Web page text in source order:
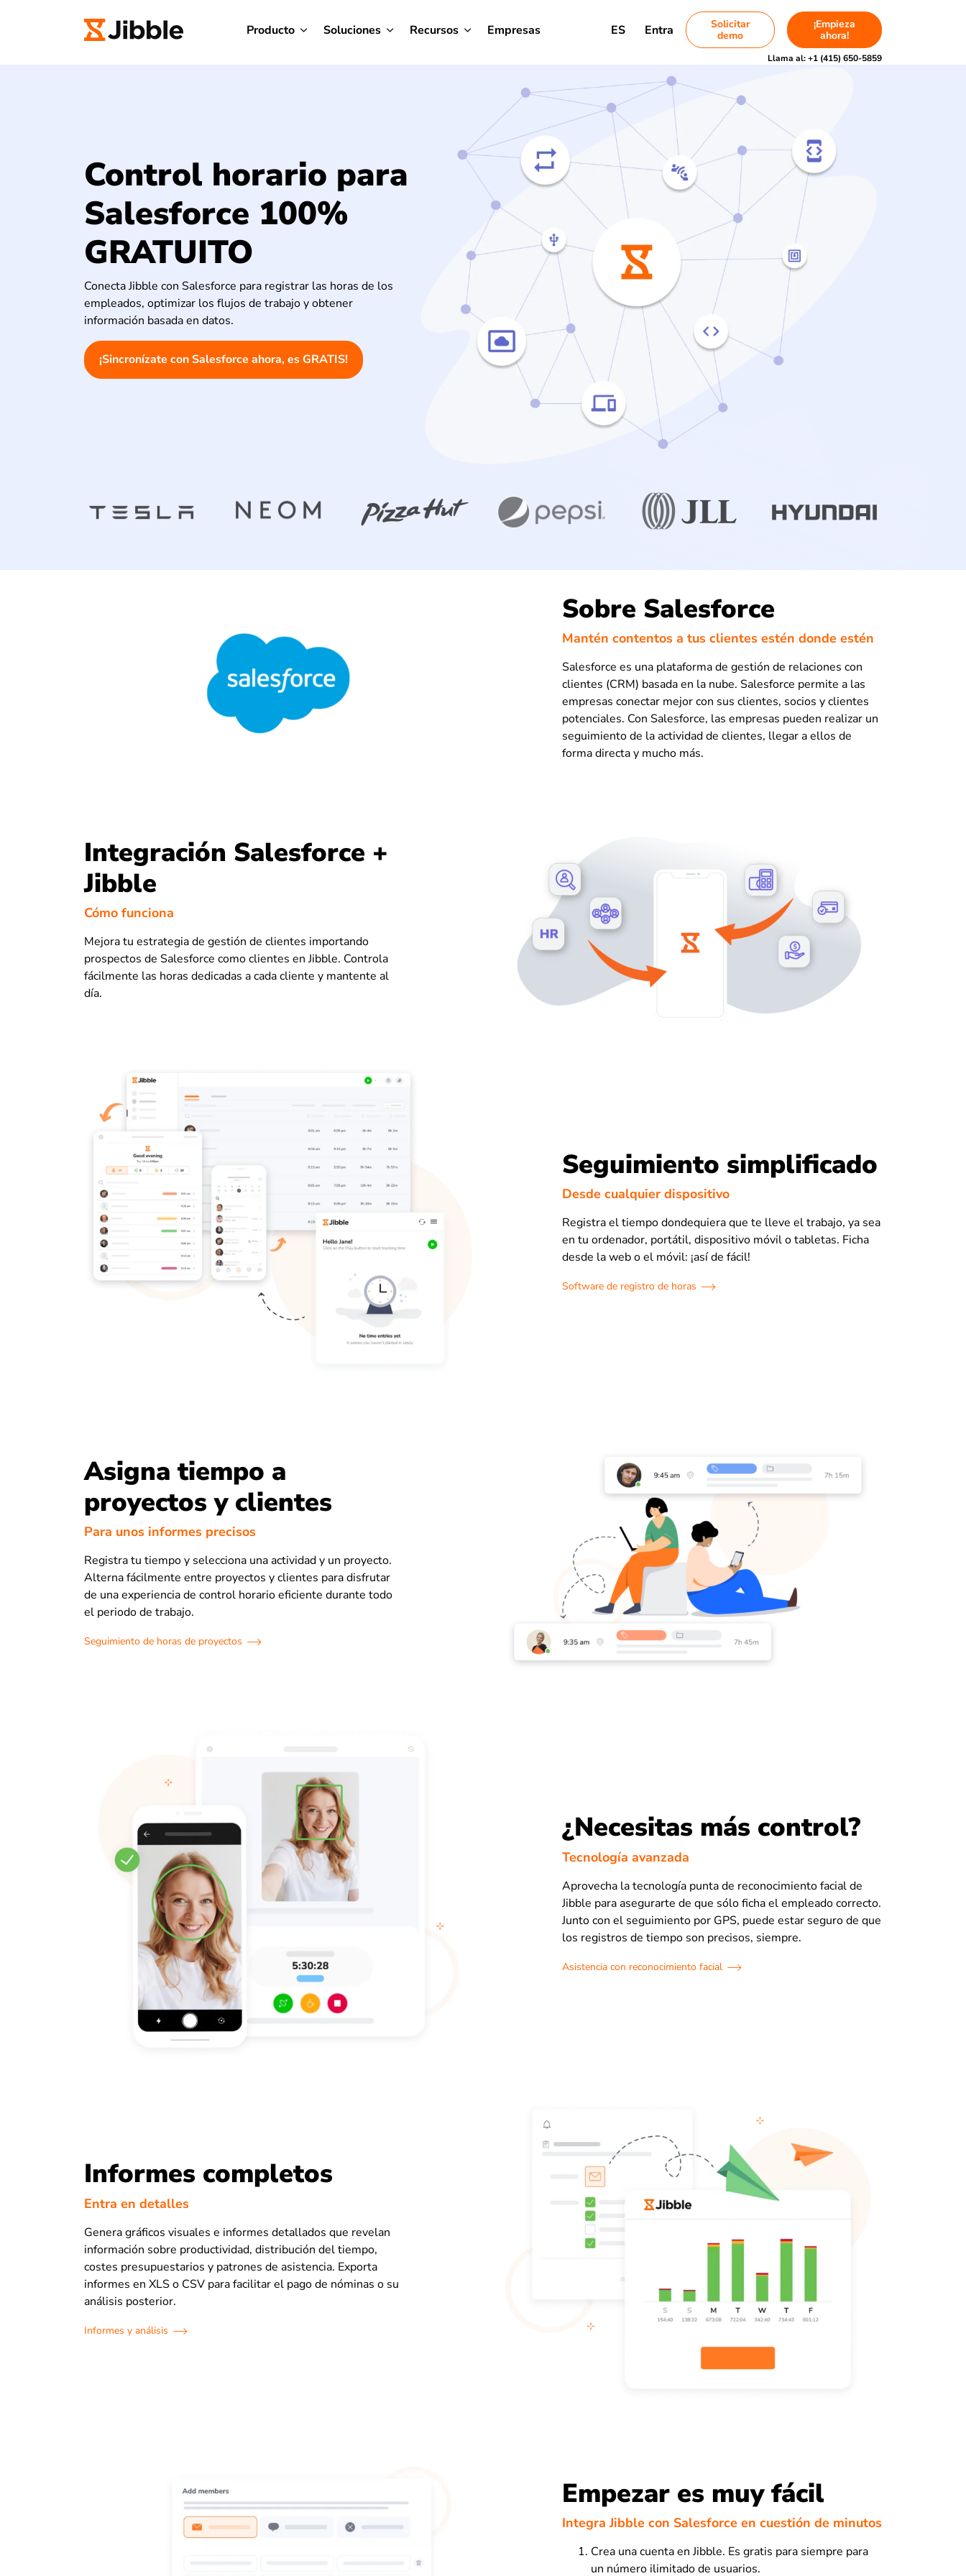
Producto Soluciones Recursos Empresas ES Entra
Solicitar
demo
¡Empieza
ahora!
Llama al:+1 (415) 650-5859
Control horario para
Salesforce 100%
GRATUITO
Conecta Jibble con Salesforce para registrar las horas de los
empleados, optimizar los flujos de trabajo y obtener
información basada en datos.
¡Sincronízate con Salesforce ahora, es GRATIS!
Sobre Salesforce
Mantén contentos a tus clientes estén donde estén
Salesforce es una plataforma de gestión de relaciones con
clientes (CRM) basada en la nube. Salesforce permite a las
empresas conectar mejor con sus clientes, socios y clientes
potenciales. Con Salesforce, las empresas pueden realizar un
seguimiento de la actividad de clientes, llegar a ellos de
forma directa y mucho más.
Integración Salesforce +
Jibble
Cómo funciona
Mejora tu estrategia de gestión de clientes importando
prospectos de Salesforce como clientes en Jibble. Controla
fácilmente las horas dedicadas a cada cliente y mantente al
día.
Seguimiento simplificado
Desde cualquier dispositivo
Registra el tiempo dondequiera que te lleve el trabajo, ya sea
en tu ordenador, portátil, dispositivo móvil o tabletas. Ficha
desde la web o el móvil: ¡así de fácil!
Software de registro de horas
Asigna tiempo a
proyectos y clientes
Para unos informes precisos
Registra tu tiempo y selecciona una actividad y un proyecto.
Alterna fácilmente entre proyectos y clientes para disfrutar
de una experiencia de control horario eficiente durante todo
el periodo de trabajo.
Seguimiento de horas de proyectos
¿Necesitas más control?
Tecnología avanzada
Aprovecha la tecnología punta de reconocimiento facial de
Jibble para asegurarte de que sólo ficha el empleado correcto.
Junto con el seguimiento por GPS, puede estar seguro de que
los registros de tiempo son precisos, siempre.
Asistencia con reconocimiento facial
Informes completos
Entra en detalles
Genera gráficos visuales e informes detallados que revelan
información sobre productividad, distribución del tiempo,
costes presupuestarios y patrones de asistencia. Exporta
informes en XLS o CSV para facilitar el pago de nóminas o su
análisis posterior.
Informes y análisis
Empezar es muy fácil
Integra Jibble con Salesforce en cuestión de minutos
Crea una cuenta en Jibble. Es gratis para siempre para
un número ilimitado de usuarios.